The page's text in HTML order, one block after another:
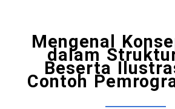
Mengenal
dalam
Beserta
Contoh